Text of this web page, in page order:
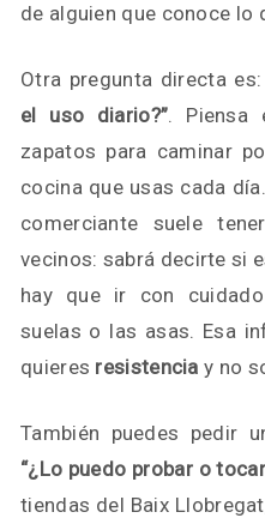
de alguien que conoce lo
Otra pregunta directa es:
el uso diario?”. Piensa
zapatos para caminar
cocina que usas cada
comerciante suele
vecinos: sabrá decirte si
hay que ir con
suelas o las asas. Esa
quieres resistencia y no
También puedes pedir
“¿Lo puedo probar o
tiendas del Baix